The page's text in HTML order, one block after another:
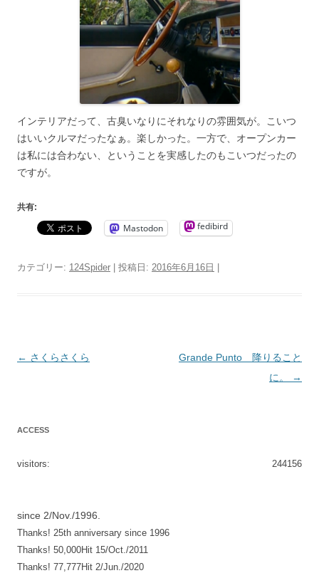
インテリアだって、古臭いなりにそれなりの雰囲気が。こいつ
はいいクルマだったなぁ。楽しかった。一方で、オープンカー
は私には合わない、ということを実感したのもこいつだったの
ですが。
共有:
Mastodon fedibird
カテゴリー: 124Spider | 投稿日: 2016年6月16日 |
投
ン
← さくらさくら
Grande Punto 降りること
に。
→
ACCESS
244156
visitors:
since 2/Nov./1996.
Thanks! 25th anniversary since 1996
Thanks! 50,000Hit 15/Oct./2011
Thanks! 77,777Hit 2/Jun./2020